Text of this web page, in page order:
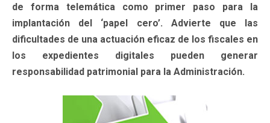
de forma telemática como primer paso para la
implantación del ‘papel cero’. Advierte que las
dificultades de una actuación eficaz de los fiscales en
los expedientes digitales pueden generar
responsabilidad patrimonial para la Administración.